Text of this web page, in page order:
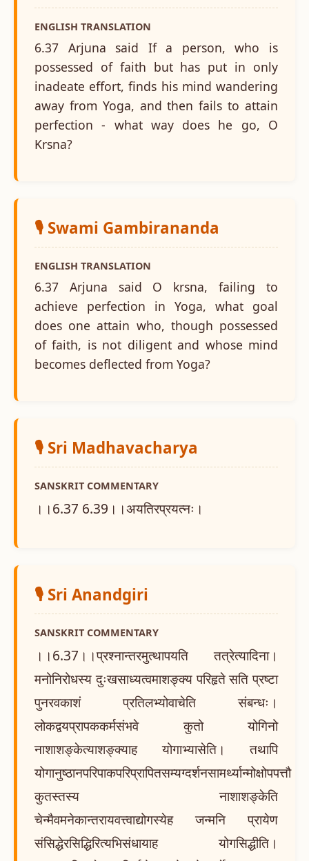
ENGLISH TRANSLATION
6.37 Arjuna said If a person, who is
possessed of faith but has put in only
inadeate effort, finds his mind wandering
away from Yoga, and then fails to attain
perfection - what way does he go, O
Krsna?
🎙️ Swami Gambirananda
ENGLISH TRANSLATION
6.37 Arjuna said O krsna, failing to
achieve perfection in Yoga, what goal
does one attain who, though possessed
of faith, is not diligent and whose mind
becomes deflected from Yoga?
🎙️ Sri Madhavacharya
SANSKRIT COMMENTARY
।।6.37 6.39।।अयतिरप्रयत्नः।
🎙️ Sri Anandgiri
SANSKRIT COMMENTARY
।।6.37।।प्रश्नान्तरमुत्थापयति तत्रेत्यादिना।
मनोनिरोधस्य दुःखसाध्यत्वमाशङ्क्य परिहृते सति प्रष्टा
पुनरवकाशं प्रतिलभ्योवाचेति संबन्धः।
लोकद्वयप्रापककर्मसंभवे कुतो योगिनो
नाशाशङ्केत्याशङ्क्याह योगाभ्यासेति। तथापि
योगानुष्ठानपरिपाकपरिप्रापितसम्यग्दर्शनसामर्थ्यान्मोक्षोपपत्तौ
कुतस्तस्य नाशाशङ्केति
चेन्मैवमनेकान्तरायवत्त्वाद्योगस्येह जन्मनि प्रायेण
संसिद्धेरसिद्धिरित्यभिसंधायाह योगसिद्धीति।